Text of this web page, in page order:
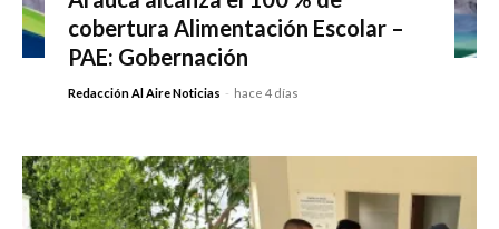
cobertura Alimentación Escolar –
PAE: Gobernación
Redacción Al Aire Noticias - hace 4 días